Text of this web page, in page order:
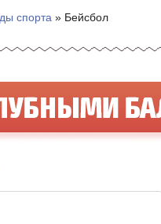
спорта » Бейсбол